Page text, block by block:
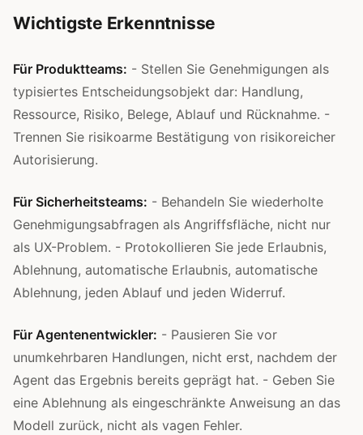
Wichtigste Erkenntnisse
Für Produktteams: - Stellen Sie Genehmigungen als
typisiertes Entscheidungsobjekt dar: Handlung,
Ressource, Risiko, Belege, Ablauf und Rücknahme. -
Trennen Sie risikoarme Bestätigung von risikoreicher
Autorisierung.
Für Sicherheitsteams: - Behandeln Sie wiederholte
Genehmigungsabfragen als Angriffsfläche, nicht nur
als UX-Problem. - Protokollieren Sie jede Erlaubnis,
Ablehnung, automatische Erlaubnis, automatische
Ablehnung, jeden Ablauf und jeden Widerruf.
Für Agentenentwickler: - Pausieren Sie vor
unumkehrbaren Handlungen, nicht erst, nachdem der
Agent das Ergebnis bereits geprägt hat. - Geben Sie
eine Ablehnung als eingeschränkte Anweisung an das
Modell zurück, nicht als vagen Fehler.